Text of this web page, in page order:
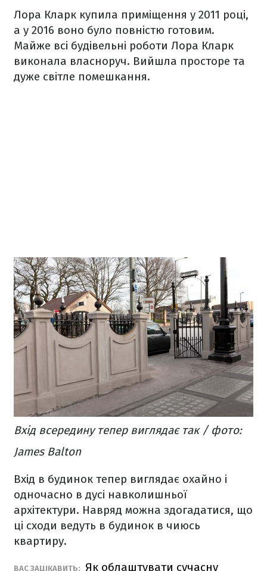
Лора Кларк купила приміщення у 2011 році,
а у 2016 воно було повністю готовим.
Майже всі будівельні роботи Лора Кларк
виконала власноруч. Вийшла просторе та
дуже світле помешкання.
Вхід всередину тепер виглядає так / фото:
James Balton
Вхід в будинок тепер виглядає охайно і
одночасно в дусі навколишньої
архітектури. Навряд можна здогадатися, що
ці сходи ведуть в будинок в чиюсь
квартиру.
ВАС ЗАЦІКАВИТЬ: Як облаштувати сучасну